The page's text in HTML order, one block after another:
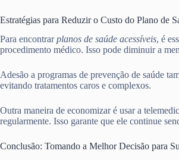
Estratégias para Reduzir o Custo do Plano de
Para encontrarplanos de saúde acessíveis, é
procedimento médico. Isso pode diminuir a
Adesão a programas de prevenção de saúde
evitando tratamentos caros e complexos.
Outra maneira de economizar é usar a
regularmente. Isso garante que ele continue
Conclusão: Tomando a Melhor Decisão para